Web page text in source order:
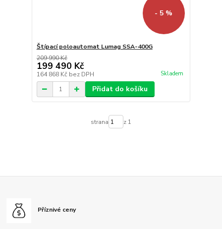
- 5 %
Štípací poloautomat Lumag SSA-400G
209 990 Kč
199 490 Kč
164 868 Kč bez DPH Skladem
Přidat do košíku
strana z 1
Příznivé ceny